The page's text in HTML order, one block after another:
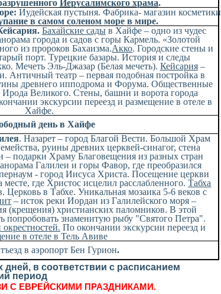
Иерусалимского храма.
Иудейская пустыня. Фабрика- магазин косметики
в самом соленом море в мире.
Бахайские садыв Хайфе – одно из чудес
города и садов с горы Кармель. «Золотой
из пророков Бахаизма.Акко. Городские стены и
порт. Турецкие базары. История и следы
Мечеть Эль-Джазар (Белая мечеть). Кейсария–
Античный театр – первая подобная постройка в
древнего ипподрома и Форума. Общественные
Великого. Стены, башни и ворота города
экскурсии переезд и размещение в отеле в
Хайфе.
день в Хайфе
. Назарет – город Благой Вести. Большой Храм
руины древних церквей-синагог, стена
– подарки Храму Благовещения из разных стран
Галилеи и горы Фавор, где преобразился
- город Иисуса Христа. Посещение церкви
месте, где Христос исцелил расслабленного.Табха
в Табхе. Уникальная мозаика 5-6 веков с
– исток реки Иордан из Галилейского моря –
(крещения) христианских паломников. В этой
попробовать знаменитую рыбу "Святого Петра".
По окончании экскурсии переезд и
в отеле в Тель Авиве
в аэропорт Бен Гурион.
в соответствии с расписанием
период
С ЕВРЕЙСКИМИ ПРАЗДНИКАМИ.